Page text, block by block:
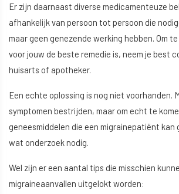
Er zijn daarnaast diverse medicamenteuze
afhankelijk van persoon tot persoon die
maar geen genezende werking hebben. Om
voor jouw de beste remedie is, neem je best
huisarts of apotheker.
Een echte oplossing is nog niet voorhanden.
symptomen bestrijden, maar om echt te
geneesmiddelen die een migrainepatiënt kan
wat onderzoek nodig.
Wel zijn er een aantal tips die misschien
migraineaanvallen uitgelokt worden: